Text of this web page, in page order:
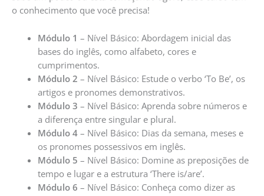
o conhecimento que você precisa!
Módulo 1 – Nível Básico: Abordagem inicial das
bases do inglês, como alfabeto, cores e
cumprimentos.
Módulo 2 – Nível Básico: Estude o verbo ‘To Be’, os
artigos e pronomes demonstrativos.
Módulo 3 – Nível Básico: Aprenda sobre números e
a diferença entre singular e plural.
Módulo 4– Nível Básico: Dias da semana, meses e
os pronomes possessivos em inglês.
Módulo 5 – Nível Básico: Domine as preposições de
tempo e lugar e a estrutura ‘There is/are’.
Módulo 6 – Nível Básico: Conheça como dizer as